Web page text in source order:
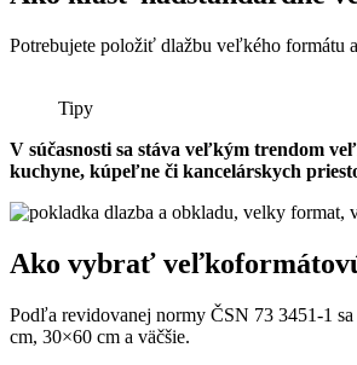
Potrebujete položiť dlažbu veľkého formátu
Tipy
V súčasnosti sa stáva veľkým trendom
kuchyne, kúpeľne či kancelárskych
Ako vybrať
Podľa revidovanej normy ČSN 73 3451-1
cm, 30×60 cm a väčšie.